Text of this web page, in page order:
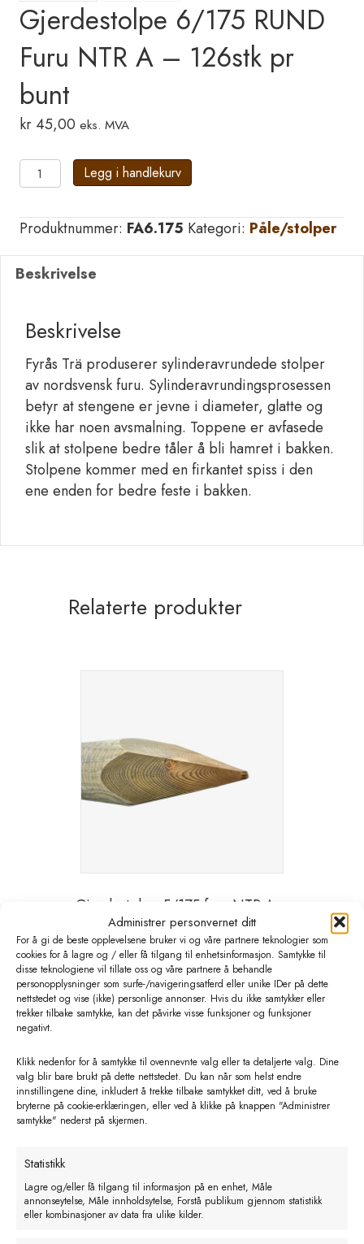
Administrer personvernet ditt
For å gi de beste opplevelsene bruker vi og våre partnere teknologier som
cookies for å lagre og / eller få tilgang til enhetsinformasjon. Samtykke til
disse teknologiene vil tillate oss og våre partnere å behandle
personopplysninger som surfe-/navigeringsatferd eller unike IDer på dette
nettstedet og vise (ikke) personlige annonser. Hvis du ikke samtykker eller
trekker tilbake samtykke, kan det påvirke visse funksjoner og funksjoner
negativt.
Klikk nedenfor for å samtykke til ovennevnte valg eller ta detaljerte valg. Dine
valg blir bare brukt på dette nettstedet. Du kan når som helst endre
innstillingene dine, inkludert å trekke tilbake samtykket ditt, ved å bruke
bryterne på cookie-erklæringen, eller ved å klikke på knappen "Administrer
samtykke" nederst på skjermen.
Statistikk
Lagre og/eller få tilgang til informasjon på en enhet, Måle
annonseytelse, Måle innholdsytelse, Forstå publikum gjennom statistikk
eller kombinasjoner av data fra ulike kilder.
Gjerdestolpe 6/175 RUND
Furu NTR A – 126stk pr
bunt
kr 45,00 eks. MVA
Gjerdestolpe
6/175
Furu
NTR
A
126stk
pr
bunt
antall
Legg i handlekurv
Produktnummer: FA6.175 Kategori: Påle/stolper
Beskrivelse
Beskrivelse
Fyrås Trä produserer sylinderavrundede stolper
av nordsvensk furu. Sylinderavrundingsprosessen
betyr at stengene er jevne i diameter, glatte og
ikke har noen avsmalning. Toppene er avfasede
slik at stolpene bedre tåler å bli hamret i bakken.
Stolpene kommer med en firkantet spiss i den
ene enden for bedre feste i bakken.
Relaterte produkter
Gjerdestolpe 5/175 furu NTR A –
168 stk pr bunt
kr41,20 eks. MVA
Legg i handlekurv